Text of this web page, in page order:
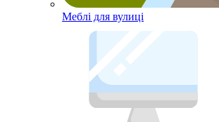
Меблі для вулиці